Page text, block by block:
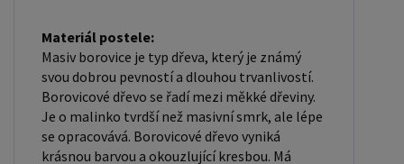
odolnost. Lakovaný povrch je hladký, snadno se
čistí a je odolný vůči poškrábání a opotřebení. Je
však důležité mít na paměti, že bílá barva je
zvláště citlivá na nežádoucí vnější faktory, jako je
sluneční záření. Dlouhodobé vystavení postele
těmto podmínkám může způsobit vizuální změny
Materiál postele:
Masiv borovice je typ dřeva, který je známý
svou dobrou pevností a dlouhou trvanlivostí.
Borovicové dřevo se řadí mezi měkké dřeviny.
Je o malinko tvrdší než masivní smrk, ale lépe
se opracovává. Borovicové dřevo vyniká
krásnou barvou a okouzlující kresbou. Má